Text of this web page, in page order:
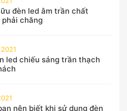
đèn led âm trần chất
chăng
led chiếu sáng trần thạch
nên biết khi sử dụng đèn